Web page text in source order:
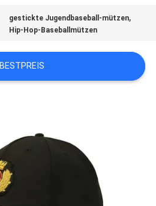
gestickte Jugendbaseball-mützen,
Hip-Hop-Baseballmützen
BESTPREIS